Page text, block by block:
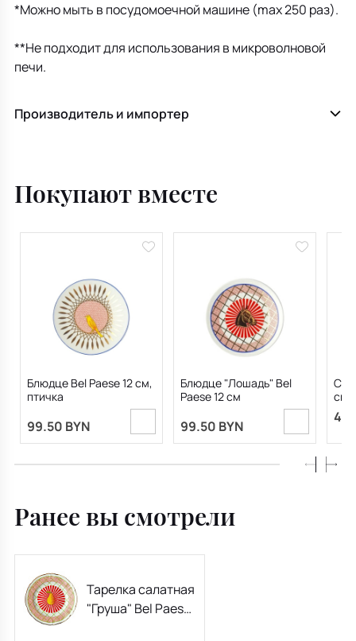
*Можно мыть в посудомоечной машине (max 250 раз).
**Не подходит для использования в микроволновой
печи.
Производитель и импортер
Покупают вместе
Блюдце Bel Paese 12 см,
птичка
99.50 BYN
Блюдце "Лошадь" Bel
Paese 12 см
99.50 BYN
см
Ранее вы смотрели
Тарелка салатная
"Груша" Bel Paese